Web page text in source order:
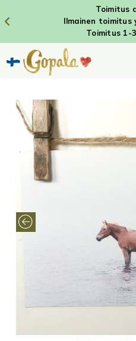
Toimitus
Ilmainen toimitus
Toimitus 1-